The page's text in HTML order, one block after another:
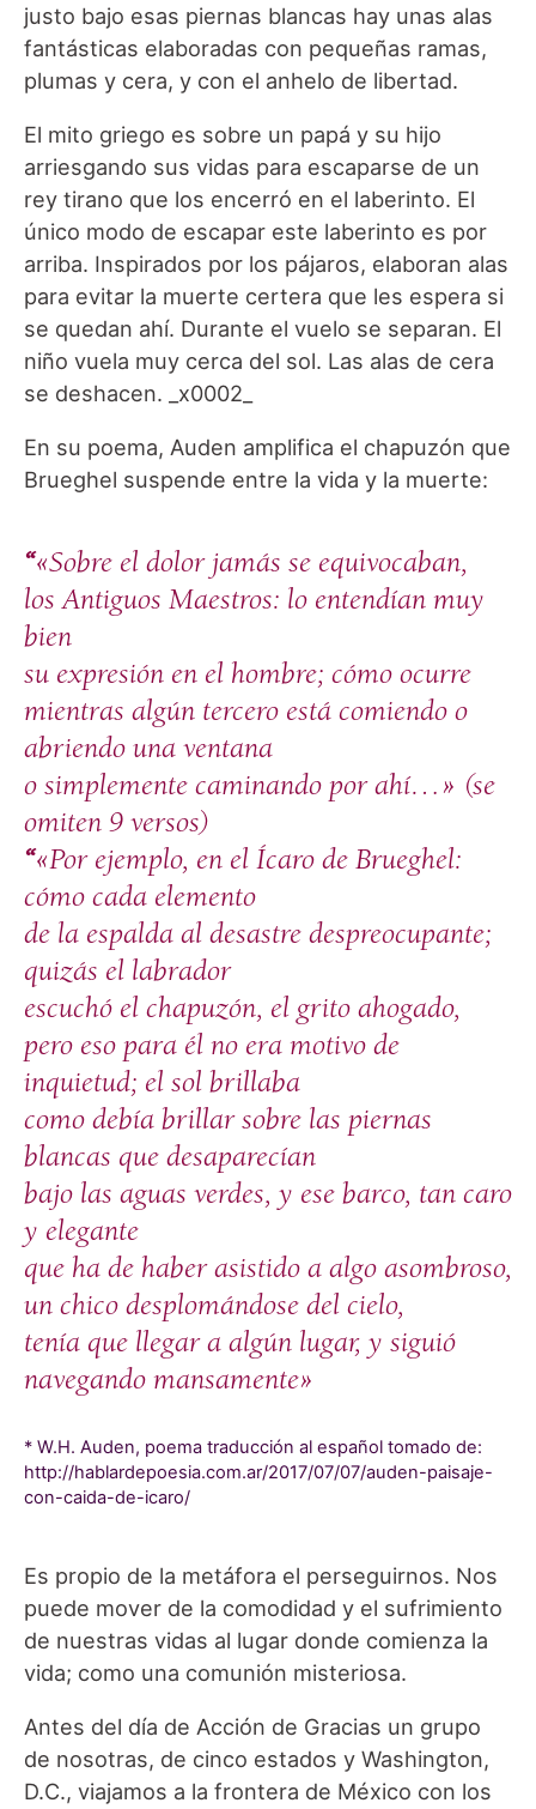
justo bajo esas piernas blancas hay unas alas
fantásticas elaboradas con pequeñas ramas,
plumas y cera, y con el anhelo de libertad.
El mito griego es sobre un papá y su hijo
arriesgando sus vidas para escaparse de un
rey tirano que los encerró en el laberinto. El
único modo de escapar este laberinto es por
arriba. Inspirados por los pájaros, elaboran alas
para evitar la muerte certera que les espera si
se quedan ahí. Durante el vuelo se separan. El
niño vuela muy cerca del sol. Las alas de cera
se deshacen. _x0002_
En su poema, Auden amplifica el chapuzón que
Brueghel suspende entre la vida y la muerte:
“«Sobre el dolor jamás se equivocaban,
los Antiguos Maestros: lo entendían muy
bien
su expresión en el hombre; cómo ocurre
mientras algún tercero está comiendo o
abriendo una ventana
o simplemente caminando por ahí…» (se
omiten 9 versos)
“«Por ejemplo, en el Ícaro de Brueghel:
cómo cada elemento
de la espalda al desastre despreocupante;
quizás el labrador
escuchó el chapuzón, el grito ahogado,
pero eso para él no era motivo de
inquietud; el sol brillaba
como debía brillar sobre las piernas
blancas que desaparecían
bajo las aguas verdes, y ese barco, tan caro
y elegante
que ha de haber asistido a algo asombroso,
un chico desplomándose del cielo,
tenía que llegar a algún lugar, y siguió
navegando mansamente»
* W.H. Auden, poema traducción al español tomado de:
http://hablardepoesia.com.ar/2017/07/07/auden-paisaje-
con-caida-de-icaro/
Es propio de la metáfora el perseguirnos. Nos
puede mover de la comodidad y el sufrimiento
de nuestras vidas al lugar donde comienza la
vida; como una comunión misteriosa.
Antes del día de Acción de Gracias un grupo
de nosotras, de cinco estados y Washington,
D.C., viajamos a la frontera de México con los